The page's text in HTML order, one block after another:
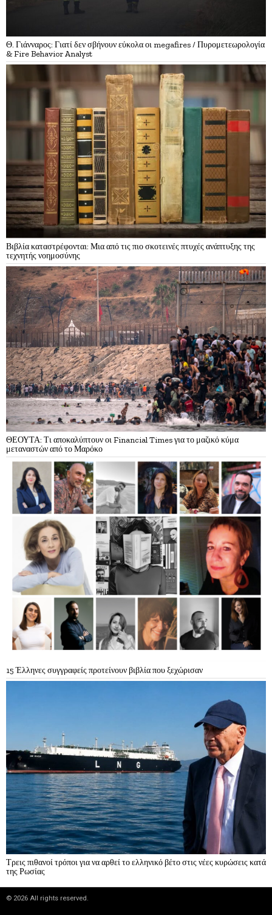
Θ. Γιάνναρος: Γιατί δεν σβήνουν εύκολα οι megafires / Πυρομετεωρολογία
& Fire Behavior Analyst
Βιβλία καταστρέφονται: Μια από τις πιο σκοτεινές πτυχές ανάπτυξης της
τεχνητής νοημοσύνης
ΘΕΟΥΤΑ: Τι αποκαλύπτουν οι Financial Times για το μαζικό κύμα
μεταναστών από το Μαρόκο
15 Έλληνες συγγραφείς προτείνουν βιβλία που ξεχώρισαν
Τρεις πιθανοί τρόποι για να αρθεί το ελληνικό βέτο στις νέες κυρώσεις κατά
της Ρωσίας
© 2026 All rights reserved.